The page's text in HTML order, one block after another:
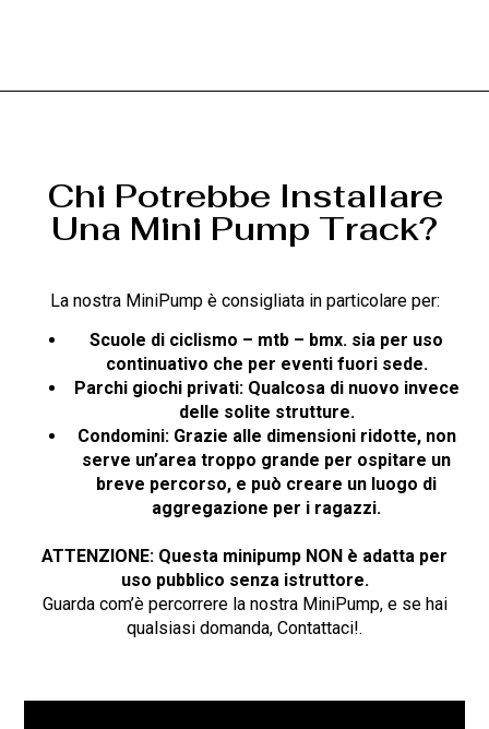
Chi Potrebbe Installare
Una Mini Pump Track?
La nostra MiniPump è consigliata in particolare per:
Scuole di ciclismo – mtb – bmx. sia per uso
continuativo che per eventi fuori sede.
Parchi giochi privati: Qualcosa di nuovo invece
delle solite strutture.
Condomini: Grazie alle dimensioni ridotte, non
serve un’area troppo grande per ospitare un
breve percorso, e può creare un luogo di
aggregazione per i ragazzi.
ATTENZIONE: Questa minipump NON è adatta per
uso pubblico senza istruttore.
Guarda com’è percorrere la nostra MiniPump, e se hai
qualsiasi domanda, Contattaci!.